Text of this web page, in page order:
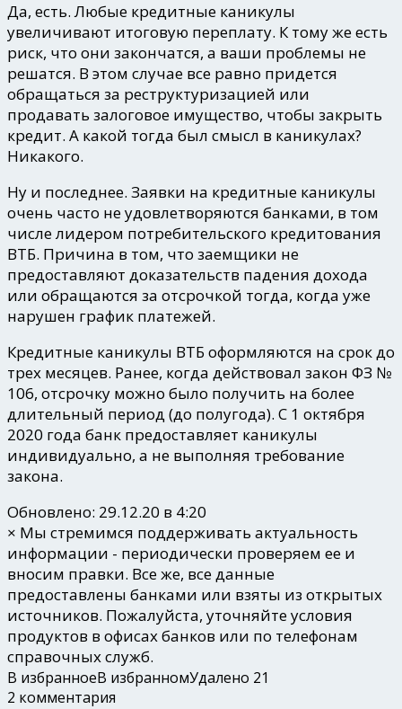
Да, есть. Любые кредитные каникулы
увеличивают итоговую переплату. К тому же есть
риск, что они закончатся, а ваши проблемы не
решатся. В этом случае все равно придется
обращаться за реструктуризацией или
продавать залоговое имущество, чтобы закрыть
кредит. А какой тогда был смысл в каникулах?
Никакого.
Ну и последнее. Заявки на кредитные каникулы
очень часто не удовлетворяются банками, в том
числе лидером потребительского кредитования
ВТБ. Причина в том, что заемщики не
предоставляют доказательств падения дохода
или обращаются за отсрочкой тогда, когда уже
нарушен график платежей.
Кредитные каникулы ВТБ оформляются на срок до
трех месяцев. Ранее, когда действовал закон ФЗ №
106, отсрочку можно было получить на более
длительный период (до полугода). С 1 октября
2020 года банк предоставляет каникулы
индивидуально, а не выполняя требование
закона.
Обновлено: 29.12.20 в 4:20
× Мы стремимся поддерживать актуальность
информации - периодически проверяем ее и
вносим правки. Все же, все данные
предоставлены банками или взяты из открытых
источников. Пожалуйста, уточняйте условия
продуктов в офисах банков или по телефонам
справочных служб.
В избранноеВ избранномУдалено 21
2 комментария